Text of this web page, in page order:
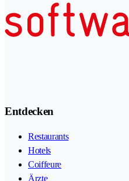
Entdecken
Restaurants
Hotels
Coiffeure
Ärzte